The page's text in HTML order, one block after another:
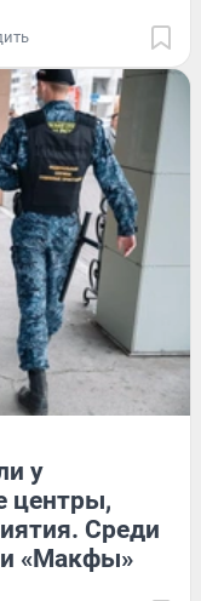
у
центры,
Среди
«Макфы»